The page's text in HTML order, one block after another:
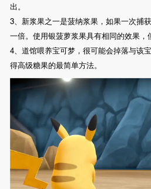
出。
3、新浆果之一是菠纳浆果，如果一次捕
一倍。使用银菠萝浆果具有相同的效果，
4、道馆喂养宝可梦，很可能会掉落与该
得高级糖果的最简单方法。